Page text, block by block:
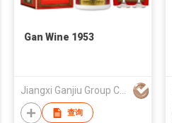
Gan Wine 1953
Jiangxi Ganjiu Group Co., Ltd.
查询